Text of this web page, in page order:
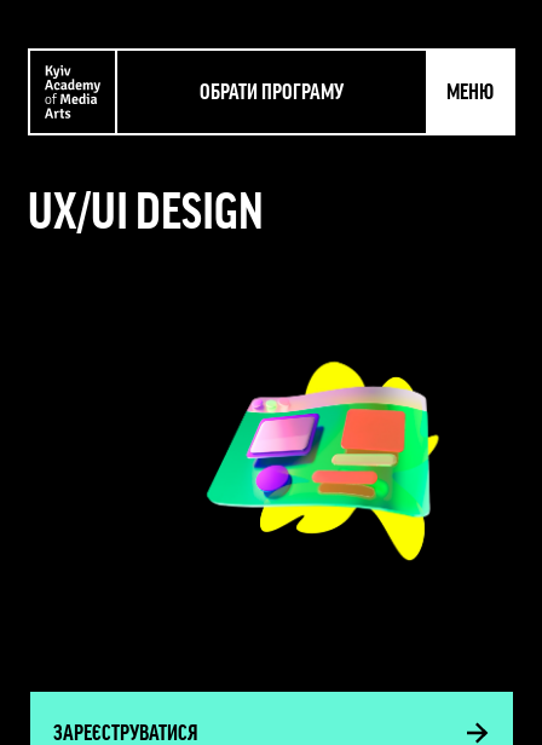
ОБРАТИ ПРОГРАМУ МЕНЮ
UX/UI DESIGN
ЗАРЕЄСТРУВАТИСЯ